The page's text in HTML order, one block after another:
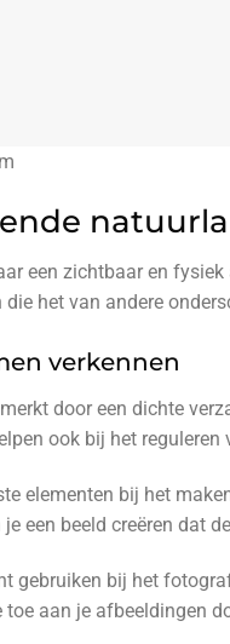
een zichtbaar en
het van andere
verkennen
door een dichte
ook bij het
elementen bij het
je een beeld creëren dat
gebruiken bij het
toe aan je afbeeldingen